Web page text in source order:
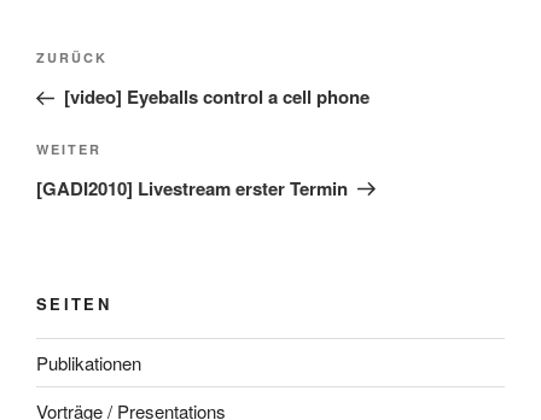
Beitragsnavigation
Vorheriger
Beitrag
ZURÜCK
[video] Eyeballs control a cell phone
Nächster
Beitrag
WEITER
[GADI2010] Livestream erster Termin
SEITEN
Publikationen
Vorträge / Presentations